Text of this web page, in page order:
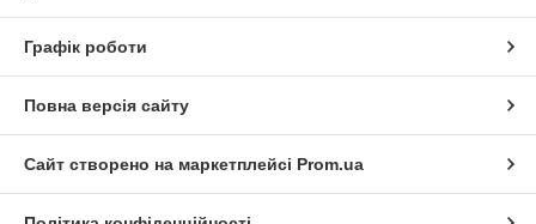
Графік роботи
Повна версія сайту
Сайт створено на маркетплейсі Prom.ua